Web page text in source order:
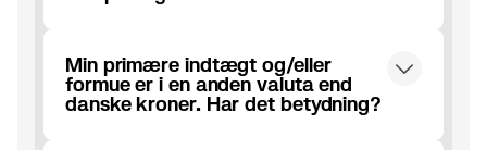
med at låne penge, så vi skal gennemgå din
økonomi, herunder vurdere din bolig, før vi
kan tilbyde dig et lån eller kredit. Vurderingen
Min primære indtægt og/eller
formue er i en anden valuta end
danske kroner. Har det betydning?